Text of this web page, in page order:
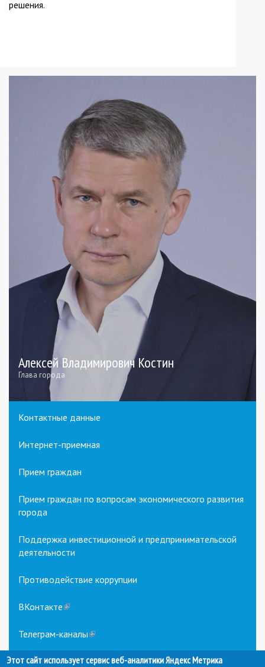
решения.
Алексей Владимирович Костин
Глава города
Контактные данные
Интернет-приемная
Прием граждан
Прием граждан по вопросам экономического развития
города
Поддержка инвестиционной и предпринимательской
деятельности
Противодействие коррупции
ВКонтакте(link
external)
Телеграм-каналы(link
external)
Этот сайт использует сервис веб-аналитики Яндекс Метрика